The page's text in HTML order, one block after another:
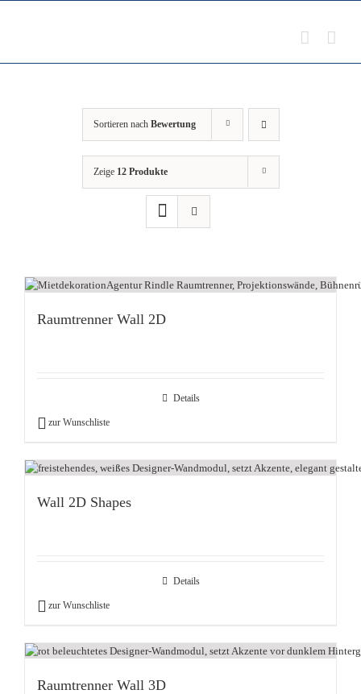
Sortieren nach Bewertung
Zeige 12 Produkte
Raumtrenner Wall 2D
Details
zur Wunschliste
Wall 2D Shapes
Details
zur Wunschliste
Raumtrenner Wall 3D